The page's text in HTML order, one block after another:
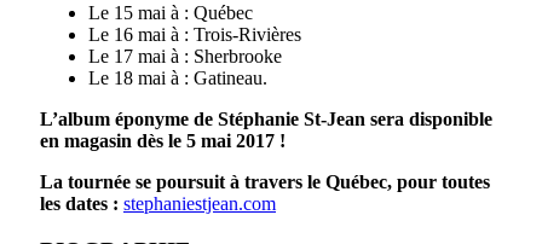
Le 15 mai à : Québec
Le 16 mai à : Trois-Rivières
Le 17 mai à : Sherbrooke
Le 18 mai à : Gatineau.
L’album éponyme de Stéphanie St-Jean sera disponible
en magasin dès le 5 mai 2017 !
La tournée se poursuit à travers le Québec, pour toutes
les dates : stephaniestjean.com